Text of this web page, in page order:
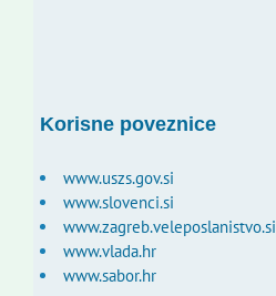
Korisne poveznice
www.uszs.gov.si
www.slovenci.si
www.zagreb.veleposlanistvo.si
www.vlada.hr
www.sabor.hr